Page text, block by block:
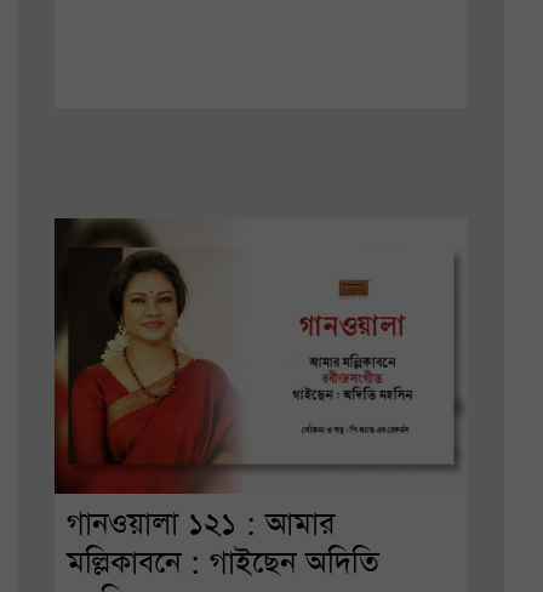
গানওয়ালা ১২১ : আমার
মল্লিকাবনে : গাইছেন অদিতি